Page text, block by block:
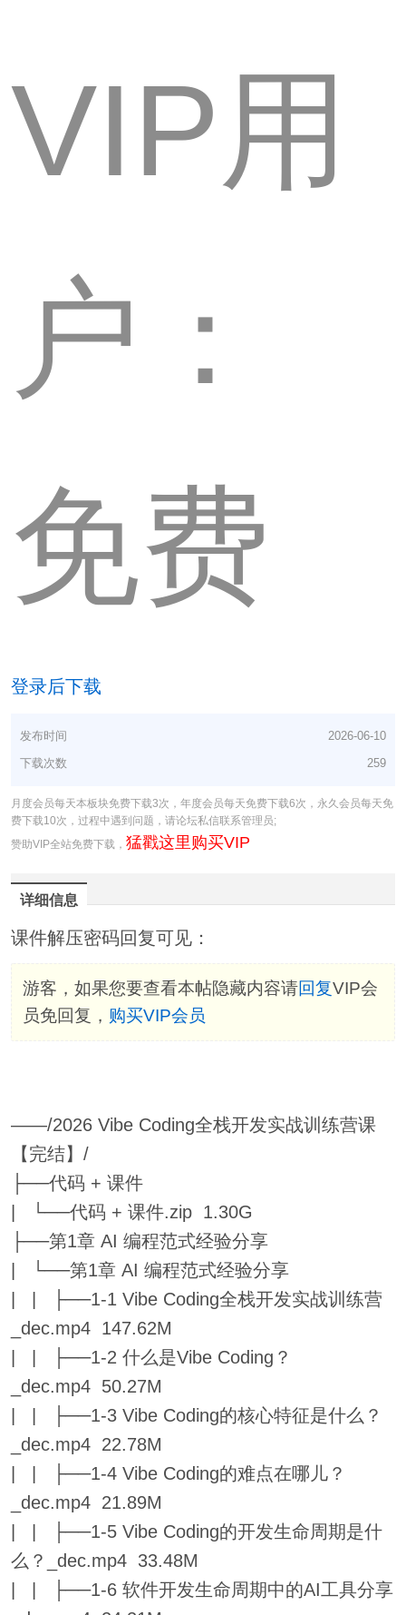
VIP用
户：
免费
登录后下载
发布时间
2026-06-10
下载次数
259
月度会员每天本板块免费下载3次，年度会员每天免费下载6次，永久会员每天免
费下载10次，过程中遇到问题，请论坛私信联系管理员;
赞助VIP全站免费下载， 猛戳这里购买VIP
详细信息
课件解压密码回复可见：
游客，如果您要查看本帖隐藏内容请回复VIP会
员免回复， 购买VIP会员
——/2026 Vibe Coding全栈开发实战训练营课
【完结】/
├──代码 + 课件
| └──代码 + 课件.zip 1.30G
├──第1章 AI 编程范式经验分享
| └──第1章 AI 编程范式经验分享
| | ├──1-1 Vibe Coding全栈开发实战训练营
_dec.mp4 147.62M
| | ├──1-2 什么是Vibe Coding？
_dec.mp4 50.27M
| | ├──1-3 Vibe Coding的核心特征是什么？
_dec.mp4 22.78M
| | ├──1-4 Vibe Coding的难点在哪儿？
_dec.mp4 21.89M
| | ├──1-5 Vibe Coding的开发生命周期是什
么？_dec.mp4 33.48M
| | ├──1-6 软件开发生命周期中的AI工具分享